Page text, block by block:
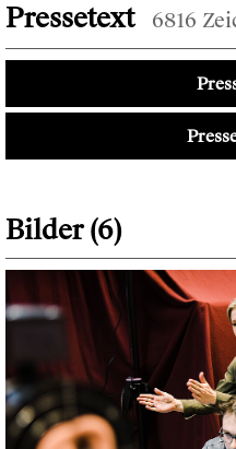
Pressetext 6816
Bilder (6)